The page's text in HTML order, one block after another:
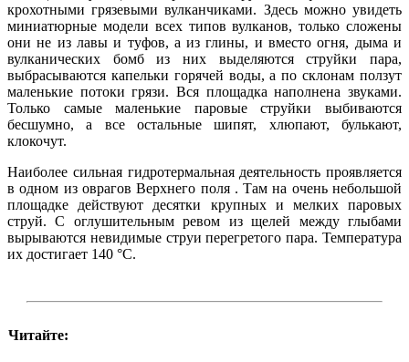
крохотными грязевыми вулканчиками. Здесь можно увидеть
миниатюрные модели всех типов вулканов, только сложены
они не из лавы и туфов, а из глины, и вместо огня, дыма и
вулканических бомб из них выделяются струйки пара,
выбрасываются капельки горячей воды, а по склонам ползут
маленькие потоки грязи. Вся площадка наполнена звуками.
Только самые маленькие паровые струйки выбиваются
бесшумно, а все остальные шипят, хлюпают, булькают,
клокочут.
Наиболее сильная гидротермальная деятельность проявляется
в одном из оврагов Верхнего поля . Там на очень небольшой
площадке действуют десятки крупных и мелких паровых
струй. С оглушительным ревом из щелей между глыбами
вырываются невидимые струи перегретого пара. Температура
их достигает 140 °C.
Читайте: